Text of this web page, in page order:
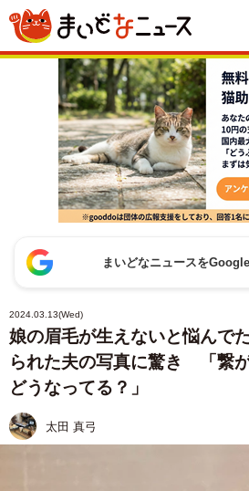
まいどなニュースを
2024.03.13(Wed)
娘の眉毛が生えないと悩んで
られた夫の写真に驚き 「繋
どうなってる？」
太田 真弓